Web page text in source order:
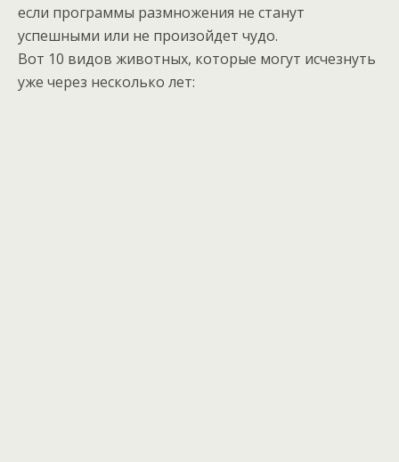
если программы размножения не станут
успешными или не произойдет чудо.
Вот 10 видов животных, которые могут исчезнуть
уже через несколько лет: